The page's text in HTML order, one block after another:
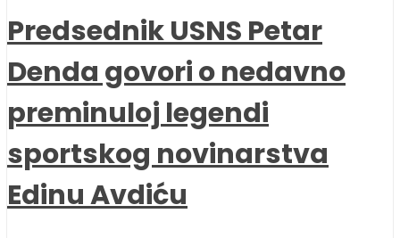
Predsednik USNS Petar
Denda govori o nedavno
preminuloj legendi
sportskog novinarstva
Edinu Avdiću